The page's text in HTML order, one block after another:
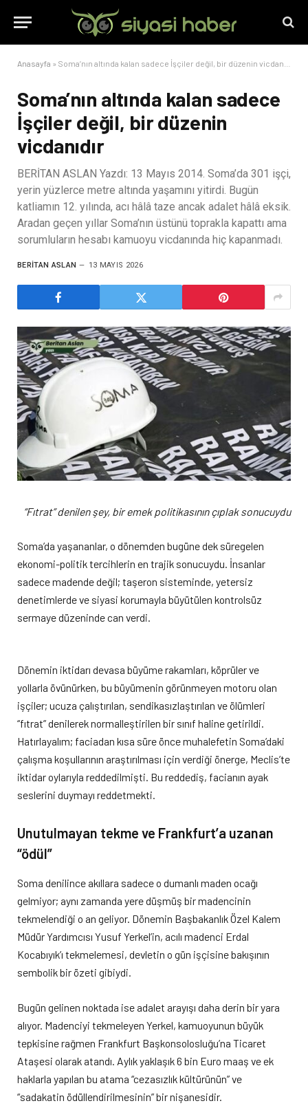
Anasayfa » Soma’nın altında kalan sadece İşçiler değil, bir düzenin vicdanıdır
Soma’nın altında kalan sadece
İşçiler değil, bir düzenin
vicdanıdır
BERİTAN ASLAN Yazdı: 13 Mayıs 2014. Soma’da 301 işçi,
yerin yüzlerce metre altında yaşamını yitirdi. Bugün
katliamın 12. yılında, acı hâlâ taze ancak adalet hâlâ eksik.
Aradan geçen yıllar Soma’nın üstünü toprakla kapattı ama
sorumluların hesabı kamuoyu vicdanında hiç kapanmadı.
BERITAN ASLAN 13 MAYIS 2026
“Fıtrat” denilen şey, bir emek politikasının çıplak sonucuydu
Soma’da yaşananlar, o dönemden bugüne dek süregelen
ekonomi-politik tercihlerin en trajik sonucuydu. İnsanlar
sadece madende değil; taşeron sisteminde, yetersiz
denetimlerde ve siyasi korumayla büyütülen kontrolsüz
sermaye düzeninde can verdi.
Dönemin iktidarı devasa büyüme rakamları, köprüler ve
yollarla övünürken, bu büyümenin görünmeyen motoru olan
işçiler; ucuza çalıştırılan, sendikasızlaştırılan ve ölümleri
“fıtrat” denilerek normalleştirilen bir sınıf haline getirildi.
Hatırlayalım; faciadan kısa süre önce muhalefetin Soma’daki
çalışma koşullarının araştırılması için verdiği önerge, Meclis’te
iktidar oylarıyla reddedilmişti. Bu reddediş, facianın ayak
seslerini duymayı reddetmekti.
Unutulmayan tekme ve Frankfurt’a uzanan
“ödül”
Soma denilince akıllara sadece o dumanlı maden ocağı
gelmiyor; aynı zamanda yere düşmüş bir madencinin
tekmelendiği o an geliyor. Dönemin Başbakanlık Özel Kalem
Müdür Yardımcısı Yusuf Yerkel’in, acılı madenci Erdal
Kocabıyık’ı tekmelemesi, devletin o gün işçisine bakışının
sembolik bir özeti gibiydi.
Bugün gelinen noktada ise adalet arayışı daha derin bir yara
alıyor. Madenciyi tekmeleyen Yerkel, kamuoyunun büyük
tepkisine rağmen Frankfurt Başkonsolosluğu’na Ticaret
Ataşesi olarak atandı. Aylık yaklaşık 6 bin Euro maaş ve ek
haklarla yapılan bu atama “cezasızlık kültürünün” ve
“sadakatin ödüllendirilmesinin” bir nişanesidir.